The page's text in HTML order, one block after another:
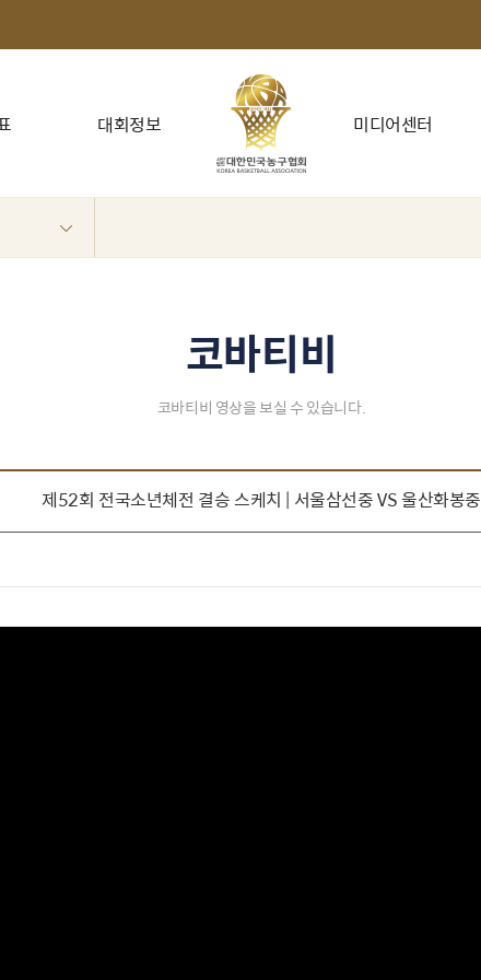
대회정보 미디어센터
코바티비
코바티비 영상을 보실 수 있습니다.
제52회 전국소년체전 결승 스케치 | 서울삼선중 VS 울산화봉중